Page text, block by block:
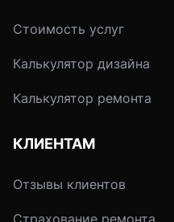
Стоимость услуг
Калькулятор дизайна
Калькулятор ремонта
КЛИЕНТАМ
Отзывы клиентов